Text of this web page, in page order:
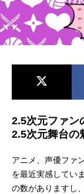
春アニメ
秋アニメ
男性声優/女性声優一
2.5次元ファ
2.5次元舞台の
アニメ、声優ファ
を最近実感してい
の数がありますし